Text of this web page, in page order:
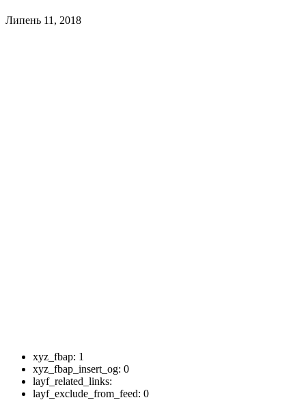
Липень 11, 2018
xyz_fbap: 1
xyz_fbap_insert_og: 0
layf_related_links:
layf_exclude_from_feed: 0